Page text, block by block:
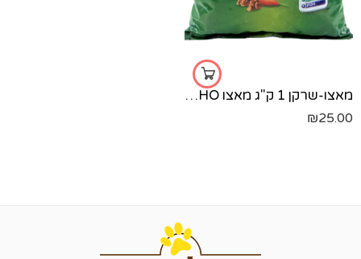
מאצו-שרקן 1 ק"ג מאצו MACHO
₪25.00